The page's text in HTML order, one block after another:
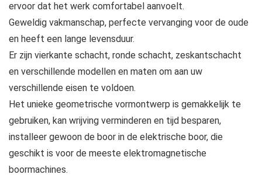
ervoor dat het werk comfortabel aanvoelt.
Geweldig vakmanschap, perfecte vervanging voor de oude
en heeft een lange levensduur.
Er zijn vierkante schacht, ronde schacht, zeskantschacht
en verschillende modellen en maten om aan uw
verschillende eisen te voldoen.
Het unieke geometrische vormontwerp is gemakkelijk te
gebruiken, kan wrijving verminderen en tijd besparen,
installeer gewoon de boor in de elektrische boor, die
geschikt is voor de meeste elektromagnetische
boormachines.